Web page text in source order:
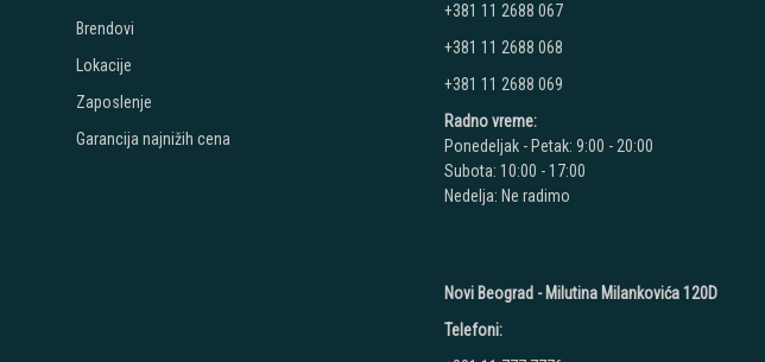
+381 11 2688 067
+381 11 2688 068
+381 11 2688 069
Radno vreme:
Ponedeljak - Petak: 9:00 - 20:00
Subota: 10:00 - 17:00
Nedelja: Ne radimo
Novi Beograd - Milutina Milankovića 120D
Telefoni:
Brendovi
Lokacije
Zaposlenje
Garancija najnižih cena